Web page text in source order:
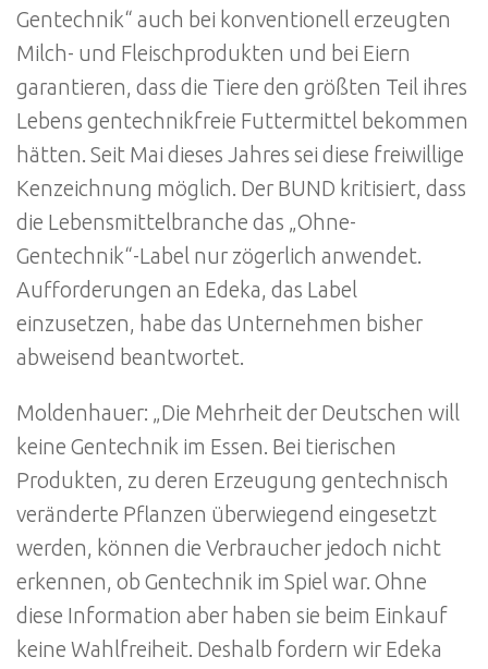
Gentechnik“ auch bei konventionell erzeugten
Milch- und Fleischprodukten und bei Eiern
garantieren, dass die Tiere den größten Teil ihres
Lebens gentechnikfreie Futtermittel bekommen
hätten. Seit Mai dieses Jahres sei diese freiwillige
Kenzeichnung möglich. Der BUND kritisiert, dass
die Lebensmittelbranche das „Ohne-
Gentechnik“-Label nur zögerlich anwendet.
Aufforderungen an Edeka, das Label
einzusetzen, habe das Unternehmen bisher
abweisend beantwortet.
Moldenhauer: „Die Mehrheit der Deutschen will
keine Gentechnik im Essen. Bei tierischen
Produkten, zu deren Erzeugung gentechnisch
veränderte Pflanzen überwiegend eingesetzt
werden, können die Verbraucher jedoch nicht
erkennen, ob Gentechnik im Spiel war. Ohne
diese Information aber haben sie beim Einkauf
keine Wahlfreiheit. Deshalb fordern wir Edeka